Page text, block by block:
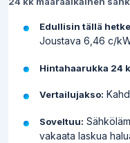
Edullisin tällä
Joustava 6,46 c/
Hintahaarukka 24
Vertailujakso:
Soveltuu:
vakaata laskua